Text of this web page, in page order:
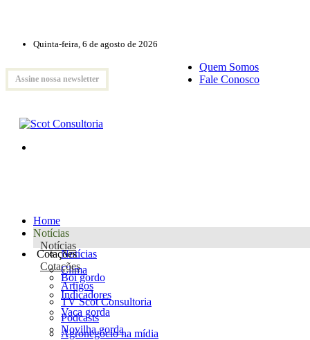
Quinta-feira, 6 de agosto de 2026
Assine nossa newsletter
Quem Somos
Fale Conosco
Home
Notícias
Notícias
Notícias
Clima
Artigos
TV Scot Consultoria
Podcasts
Agronegócio na mídia
Cotações
Cotações
Boi gordo
Indicadores
Vaca gorda
Novilha gorda